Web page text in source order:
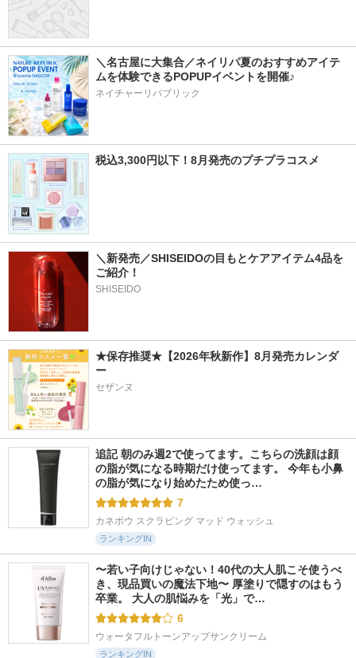
＼名古屋に大集合／ネイリパ夏のおすすめアイテ
ムを体験できるPOPUPイベントを開催♪
ネイチャーリパブリック
税込3,300円以下！8月発売のプチプラコスメ
＼新発売／SHISEIDOの目もとケアアイテム4品を
ご紹介！
SHISEIDO
★保存推奨★【2026年秋新作】8月発売カレンダ
ー
セザンヌ
追記 朝のみ週2で使ってます。こちらの洗顔は顔
の脂が気になる時期だけ使ってます。 今年も小鼻
の脂が気になり始めたため使っ…
7
カネボウ スクラビング マッド ウォッシュ
ランキングIN
〜若い子向けじゃない！40代の大人肌こそ使うべ
き、現品買いの魔法下地〜 厚塗りで隠すのはもう
卒業。 大人の肌悩みを「光」で…
6
ウォータフルトーンアップサンクリーム
ランキングIN